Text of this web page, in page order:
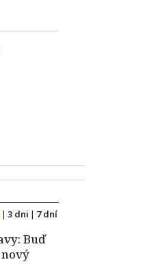
| 3 dni | 7 dní